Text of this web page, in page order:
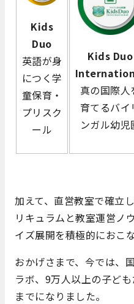
Kids
Duo
英語が身
につく学
童保育・
プリスク
ール
Kids Duo
真の国際人
育てるバイ
ンガル幼児
加えて、直営教室で確立
リキュラムと教室運営ノ
イズ展開を積極的におこ
おかげさまで、今では、
ラボ、9万人以上の子ど
までになりました。